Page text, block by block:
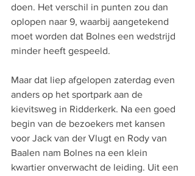
doen. Het verschil in punten zou dan
oplopen naar 9, waarbij aangetekend
moet worden dat Bolnes een wedstrijd
minder heeft gespeeld.
Maar dat liep afgelopen zaterdag even
anders op het sportpark aan de
kievitsweg in Ridderkerk. Na een goed
begin van de bezoekers met kansen
voor Jack van der Vlugt en Rody van
Baalen nam Bolnes na een klein
kwartier onverwacht de leiding. Uit een